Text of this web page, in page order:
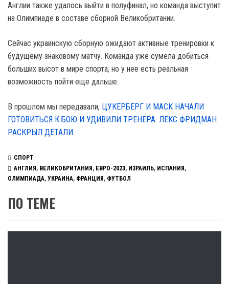
Англии также удалось выйти в полуфинал, но команда выступит
на Олимпиаде в составе сборной Великобритании.
Сейчас украинскую сборную ожидают активные тренировки к
будущему знаковому матчу. Команда уже сумела добиться
больших высот в мире спорта, но у нее есть реальная
возможность пойти еще дальше.
В прошлом мы передавали, ЦУКЕРБЕРГ И МАСК НАЧАЛИ
ГОТОВИТЬСЯ К БОЮ И УДИВИЛИ ТРЕНЕРА: ЛЕКС ФРИДМАН
РАСКРЫЛ ДЕТАЛИ.
СПОРТ
АНГЛИЯ , ВЕЛИКОБРИТАНИЯ , ЕВРО-2023, ИЗРАИЛЬ, ИСПАНИЯ ,
ОЛИМПИАДА, УКРАИНА, ФРАНЦИЯ, ФУТБОЛ
ПО ТЕМЕ